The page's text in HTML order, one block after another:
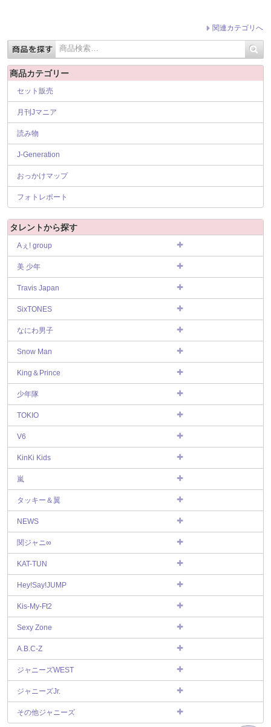
関連カテゴリへ
商品カテゴリー
セット販売
月刊Jマニア
読み物
J-Generation
おっかけマップ
フォトレポート
タレントから探す
Aぇ! group
美 少年
Travis Japan
SixTONES
なにわ男子
Snow Man
King＆Prince
少年隊
TOKIO
V6
KinKi Kids
嵐
タッキー＆翼
NEWS
関ジャニ∞
KAT-TUN
Hey!Say!JUMP
Kis-My-Ft2
Sexy Zone
A.B.C-Z
ジャニーズWEST
ジャニーズJr.
その他ジャニーズ